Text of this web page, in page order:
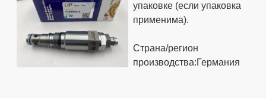
упаковке (если упаковка
применима).
Страна/регион
производства:Германия